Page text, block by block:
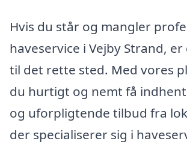
Hvis du står og mangler
haveservice i Vejby Strand,
til det rette sted. Med vores
du hurtigt og nemt få
og uforpligtende tilbud fra
der specialiserer sig i